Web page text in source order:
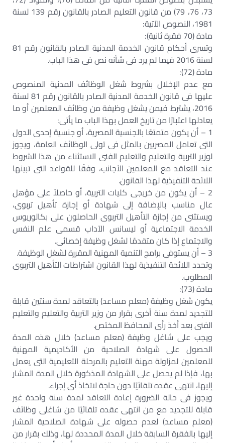
73، 76، 79) من قانون التعليم الصادر بالقانون رقم 139 لسنة
1981، النصوص الآتية:
مادة (70 فقرة ثانية):
وتسرى أحكام قانون الخدمة المدنية الصادر بالقانون رقم 81
لسنة 2016 فيما لم يرد فى شأنه نص فى هذا الباب.
مادة (72):
مع عدم الإخلال بشروط شغل الوظائف المدنية المنصوص
عليها فى قانون الخدمة المدنية الصادر بالقانون رقم 81 لسنة
2016، يشترط فيمن يشغل وظيفة من وظائف المعلمين أو ما
يعادلها اعتبارًا من تاريخ العمل بهذا الباب ما يأتى:
1 – أن يكون متمتعًا بالجنسية المصرية، أو جنسية إحدى الدول
التى تعامل المصريين بالمثل فى تولى الوظائف العامة، ويجوز
لوزير التربية والتعليم والتعليم الفنى الاستثناء من هذا الشروط
عند التعاقد مع المعلمين الأجانب، وفقًا للقواعد التى تبينها
اللائحة التنفيذية لهذا القانون.
2 – أن يكون من خريجى كليات التربية، أو حاصلاً على مؤهل
عال مناسب بالإضافة إلى شهادة أو إجازة تأهيل تربوى،
ويستثنى من إجازة التأهيل التربوى الحاصلون على بكالوريوس
الخدمة الاجتماعية أو ليسانس الآداب قسمى علم النفس
والاجتماع إذا كان متقدمًا لشغل وظيفة إخصائى.
3 – أن يستوفى برامج التنمية المهنية المقررة لشغل الوظيفة.
وتحدد اللائحة التنفيذية لهذا القانون اشتراطات التأهيل التربوى
المطلوب.
مادة (73):
يكون شغل وظيفة (معلم مساعد) بالتعاقد لمدة سنتين قابلة
للتجديد لمدة سنة أخرى بقرار من وزير التربية والتعليم والتعليم
الفنى بعد أخذ رأى المحافظ المختص.
ويجب على شاغل وظيفة (معلم مساعد) خلال هذه المدة
الحصول على شهادة الصلاحية من الأكاديمية المهنية
للمعلمين لمزاولة مهنة التعليم بالمرحلة التعليمية التى يعمل
بها، فإذا لم يحصل على الشهادة المذكورة خلال المدة المشار
إليها، انتهى عقده تلقائيًا دون حاجة لاتخاذ أى إجراء.
ويجوز فى حالة الضرورة إعادة التعاقد لمدة سنة واحدة غير
قابلة للتجديد مع من انتهى عقده تلقائيًا من شاغلى وظائف
(معلم مساعد) لعدم حصوله على شهادة الصلاحية المشار
إليها بالفقرة السابقة خلال المدة المحددة لها، وذلك بقرار من